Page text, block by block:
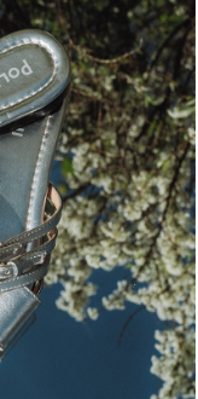
in silver is...